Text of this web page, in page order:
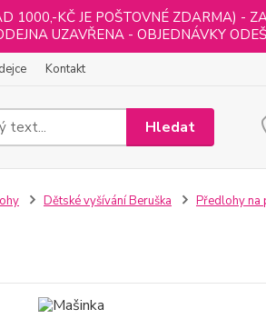
1000,-KČ JE POŠTOVNÉ ZDARMA) -
UZAVŘENA - OBJEDNÁVKY
Kontakt
Hledat
Dětské vyšívání Beruška Předlohy na